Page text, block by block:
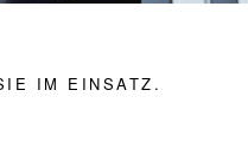
IM EINSATZ.